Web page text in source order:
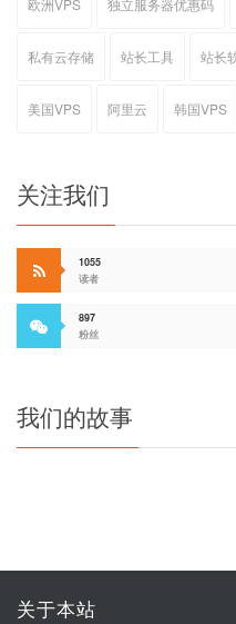
欧洲VPS 独立服务器优惠码
私有云存储 站长工具 站长
美国VPS 阿里云 韩国VPS
关注我们
1055
读者
897
粉丝
我们的故事
关于本站